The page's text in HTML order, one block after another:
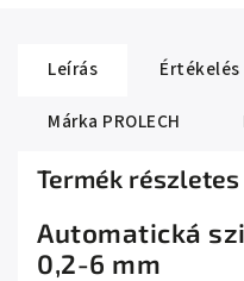
Leírás Értékelés
Márka PROLECH
Termék
Automatická
0,2-6 mm